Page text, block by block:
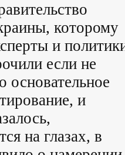
которому
и
если не
основательное
и
на глазах, в